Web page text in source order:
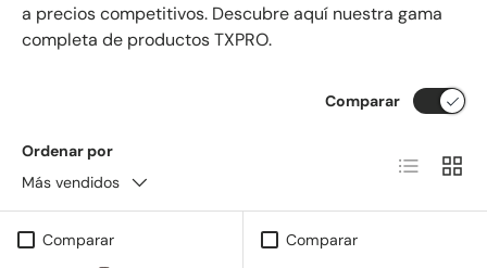
a precios competitivos. Descubre aquí nuestra gama
completa de productos TXPRO.
Ordenar por
Más vendidos
Comparar
Lista
Comparar Comparar